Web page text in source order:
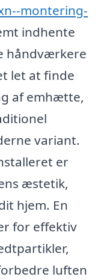
montering-
indhente
håndværkere
let at finde
af emhætte,
variant.
er
æstetik,
hjem. En
for effektiv
luften